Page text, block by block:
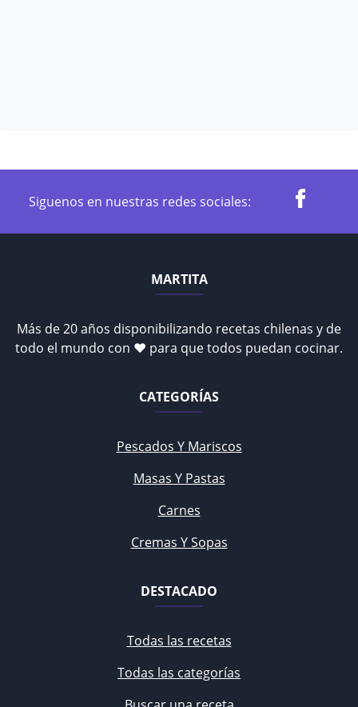
Siguenos en nuestras redes sociales:
MARTITA
Más de 20 años disponibilizando recetas chilenas y de
todo el mundo con ♥ para que todos puedan cocinar.
CATEGORÍAS
Pescados Y Mariscos
Masas Y Pastas
Carnes
Cremas Y Sopas
DESTACADO
Todas las recetas
Todas las categorías